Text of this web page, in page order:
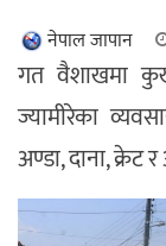
नेपाल जापान
गत वैशाखमा
ज्यामीरेका
अण्डा, दाना, क्रेट